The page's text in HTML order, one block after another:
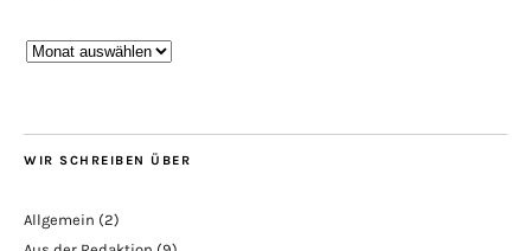
Blogarchiv
WIR SCHREIBEN ÜBER
Allgemein (2)